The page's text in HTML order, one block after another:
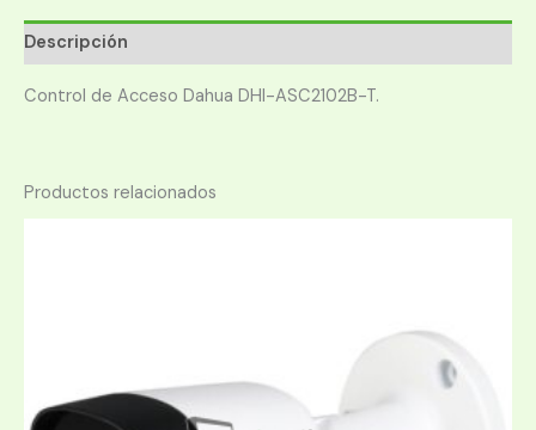
Descripción
Control de Acceso Dahua DHI-ASC2102B-T.
Productos relacionados